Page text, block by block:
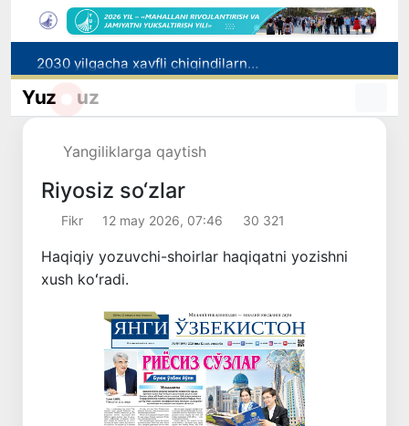
Oʻzbekiston ilk bor Xalqaro informatika olimpiadasi — IOI 2026ga mezbonlik qiladi
Yuz uz
Yangiliklarga qaytish
Riyosiz so‘zlar
Fikr 12 may 2026, 07:46 30 321
Haqiqiy yozuvchi-shoirlar haqiqatni yozishni
xush koʻradi.
Oldingi